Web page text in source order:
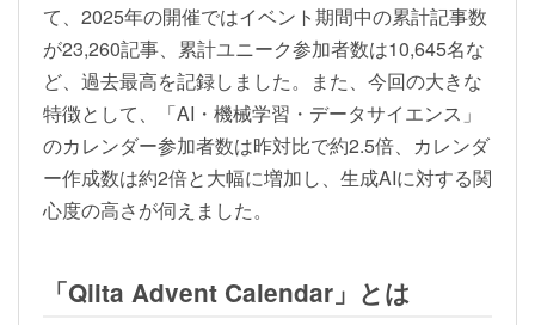
て、2025年の開催ではイベント期間中の累計記事数
が23,260記事、累計ユニーク参加者数は10,645名な
ど、過去最高を記録しました。また、今回の大きな
特徴として、「AI・機械学習・データサイエンス」
のカレンダー参加者数は昨対比で約2.5倍、カレンダ
ー作成数は約2倍と大幅に増加し、生成AIに対する関
心度の高さが伺えました。
「Qiita Advent Calendar」とは